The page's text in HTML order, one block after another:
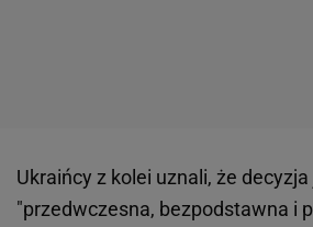
Ukraińcy z kolei uznali, że
"przedwczesna, bezpodstawna i